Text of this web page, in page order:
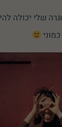
שלי יכולה